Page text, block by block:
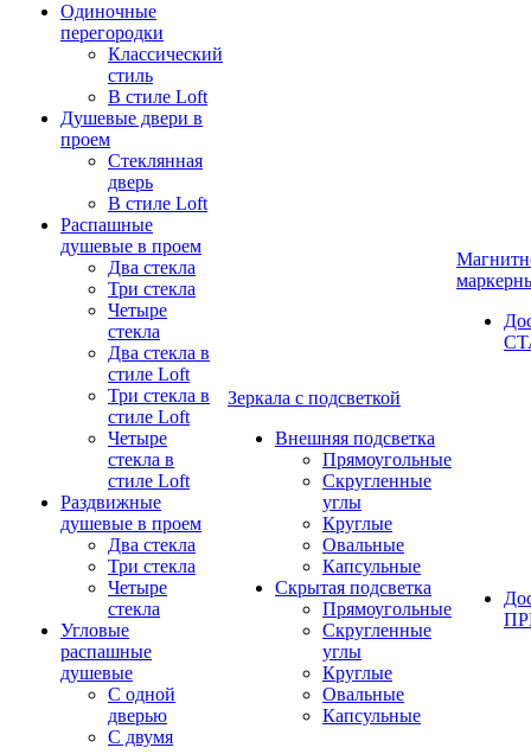
Одиночные
перегородки
Классический
стиль
В стиле Loft
Душевые двери в
проем
Стеклянная
дверь
В стиле Loft
Распашные
душевые в проем
Два стекла
Три стекла
Четыре
стекла
Два стекла в
стиле Loft
Три стекла в
стиле Loft
Четыре
стекла в
стиле Loft
Раздвижные
душевые в проем
Два стекла
Три стекла
Четыре
стекла
Угловые
распашные
душевые
С одной
дверью
С двумя
Зеркала с подсветкой
Внешняя подсветка
Прямоугольные
Скругленные
углы
Круглые
Овальные
Капсульные
Скрытая подсветка
Прямоугольные
Скругленные
углы
Круглые
Овальные
Капсульные